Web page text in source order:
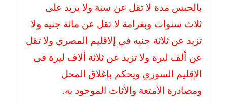
بالحبس مدة لا تقل عن سنة ولا يزيد على
ثلاث سنوات وبغرامة لا تقل عن مائة جنيه ولا
تزيد عن ثلاثة جنيه في إلاقليم المصري ولا تقل
عن ألف ليرة ولا تزيد عن ثلاثة ألاف ليرة في
الإقليم السوري ويحكم بإغلاق المحل
ومصادرة الأمتعة والأثاث الموجود به.